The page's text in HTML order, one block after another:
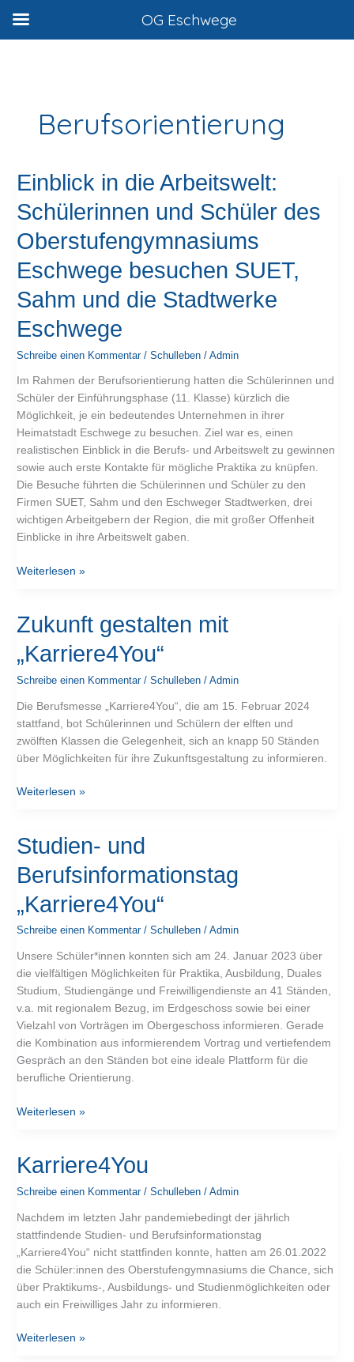
Inhalt
springen
Berufsorientierung
Einblick in die Arbeitswelt:
Schülerinnen und Schüler des
Oberstufengymnasiums
Eschwege besuchen SUET,
Sahm und die Stadtwerke
Eschwege
Schreibe einen Kommentar /Schulleben /Admin
Im Rahmen der Berufsorientierung hatten die Schülerinnen und
Schüler der Einführungsphase (11. Klasse) kürzlich die
Möglichkeit, je ein bedeutendes Unternehmen in ihrer
Heimatstadt Eschwege zu besuchen. Ziel war es, einen
realistischen Einblick in die Berufs- und Arbeitswelt zu gewinnen
sowie auch erste Kontakte für mögliche Praktika zu knüpfen.
Die Besuche führten die Schülerinnen und Schüler zu den
Firmen SUET, Sahm und den Eschweger Stadtwerken, drei
wichtigen Arbeitgebern der Region, die mit großer Offenheit
Einblicke in ihre Arbeitswelt gaben.
Einblick
in
die
Schülerinnen
und
Schüler
des
Eschwege
besuchen
Sahm
und
die
Stadtwerke
Eschwege
Weiterlesen »
Zukunft gestalten mit
„Karriere4You“
Schreibe einen Kommentar /Schulleben /Admin
Die Berufsmesse „Karriere4You“, die am 15. Februar 2024
stattfand, bot Schülerinnen und Schülern der elften und
zwölften Klassen die Gelegenheit, sich an knapp 50 Ständen
über Möglichkeiten für ihre Zukunftsgestaltung zu informieren.
Zukunft
gestalten
mit
Weiterlesen »
Studien- und
Berufsinformationstag
„Karriere4You“
Schreibe einen Kommentar /Schulleben /Admin
Unsere Schüler*innen konnten sich am 24. Januar 2023 über
die vielfältigen Möglichkeiten für Praktika, Ausbildung, Duales
Studium, Studiengänge und Freiwilligendienste an 41 Ständen,
v.a. mit regionalem Bezug, im Erdgeschoss sowie bei einer
Vielzahl von Vorträgen im Obergeschoss informieren. Gerade
die Kombination aus informierendem Vortrag und vertiefendem
Gespräch an den Ständen bot eine ideale Plattform für die
berufliche Orientierung.
Studien-
und
Berufsinformationstag
Weiterlesen »
Karriere4You
Schreibe einen Kommentar /Schulleben /Admin
Nachdem im letzten Jahr pandemiebedingt der jährlich
stattfindende Studien- und Berufsinformationstag
„Karriere4You“ nicht stattfinden konnte, hatten am 26.01.2022
die Schüler:innen des Oberstufengymnasiums die Chance, sich
über Praktikums-, Ausbildungs- und Studienmöglichkeiten oder
auch ein Freiwilliges Jahr zu informieren.
Karriere4You
Weiterlesen »
OG Eschwege